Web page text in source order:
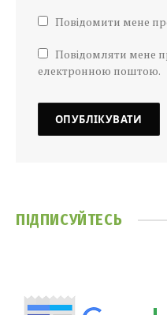
Повідомити мене
Повідомляти мене
електронною поштою.
ПІДПИСУЙТЕСЬ